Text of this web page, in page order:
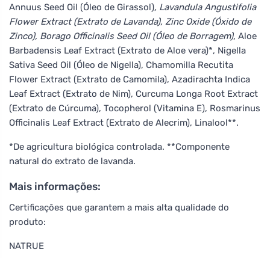
Annuus Seed Oil (Óleo de Girassol), Lavandula Angustifolia
Flower Extract (Extrato de Lavanda), Zinc Oxide (Óxido de
Zinco), Borago Officinalis Seed Oil (Óleo de Borragem), Aloe
Barbadensis Leaf Extract (Extrato de Aloe vera)*, Nigella
Sativa Seed Oil (Óleo de Nigella), Chamomilla Recutita
Flower Extract (Extrato de Camomila), Azadirachta Indica
Leaf Extract (Extrato de Nim), Curcuma Longa Root Extract
(Extrato de Cúrcuma), Tocopherol (Vitamina E), Rosmarinus
Officinalis Leaf Extract (Extrato de Alecrim), Linalool**.
*De agricultura biológica controlada. **Componente
natural do extrato de lavanda.
Mais informações:
Certificações que garantem a mais alta qualidade do
produto:
NATRUE